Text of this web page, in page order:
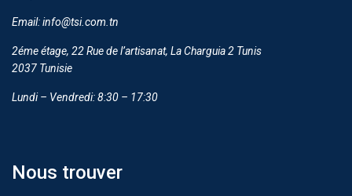
Email: info@tsi.com.tn
2éme étage, 22 Rue de l’artisanat, La Charguia 2 Tunis
2037 Tunisie
Lundi – Vendredi: 8:30 – 17:30
Nous trouver